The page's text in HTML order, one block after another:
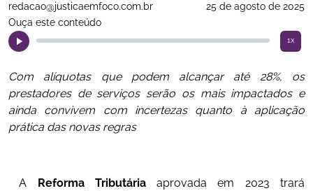
redacao@justicaemfoco.com.br
25 de agosto de 2025
Ouça este conteúdo
1x
Com alíquotas que podem alcançar até 28%, os
prestadores de serviços serão os mais impactados e
ainda convivem com incertezas quanto à aplicação
prática das novas regras
A Reforma Tributáriaaprovada em 2023 trará